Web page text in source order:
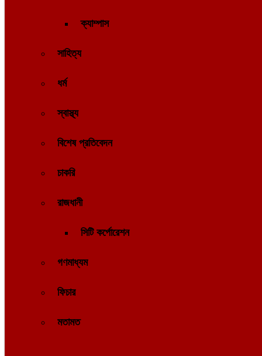
ক্যাম্পাস
সাহিত্য
ধর্ম
স্বাস্থ্য
বিশেষ প্রতিবেদন
চাকরি
রাজধানী
সিটি কর্পোরেশন
গণমাধ্যম
ফিচার
মতামত